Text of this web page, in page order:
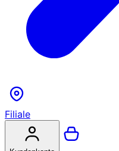
Filiale